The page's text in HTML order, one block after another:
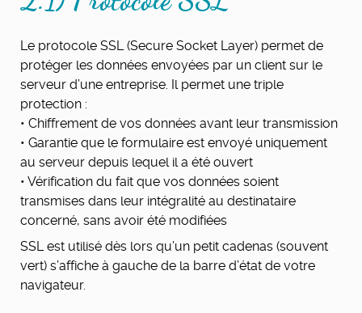
Le protocole SSL (Secure Socket Layer) permet de
protéger les données envoyées par un client sur le
serveur d’une entreprise. Il permet une triple
protection :
• Chiffrement de vos données avant leur transmission
• Garantie que le formulaire est envoyé uniquement
au serveur depuis lequel il a été ouvert
• Vérification du fait que vos données soient
transmises dans leur intégralité au destinataire
concerné, sans avoir été modifiées
SSL est utilisé dès lors qu’un petit cadenas (souvent
vert) s’affiche à gauche de la barre d’état de votre
navigateur.